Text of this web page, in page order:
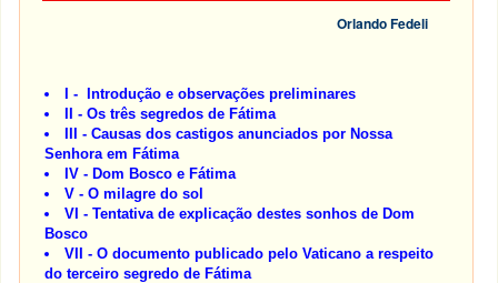
Orlando Fedeli
I - Introdução e observações preliminares
II - Os três segredos de Fátima
III - Causas dos castigos anunciados por Nossa
Senhora em Fátima
IV - Dom Bosco e Fátima
V - O milagre do sol
VI - Tentativa de explicação destes sonhos de Dom
Bosco
VII - O documento publicado pelo Vaticano a respeito
do terceiro segredo de Fátima